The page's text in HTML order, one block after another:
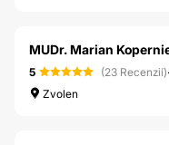
MUDr. Marian
5 (23 Recenzií)·
Zvolen